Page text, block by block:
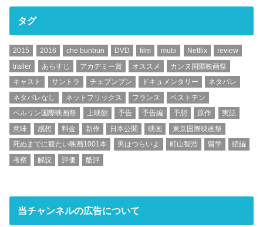
タグ
2015 2016 che bunbun DVD film mubi Netflix
review
trailer
あらすじ アカデミー賞 オススメ
カンヌ国際映画祭
キャスト
サントラ チェブンブン ドキュメンタリー
ネタバレ
ネタバレなし
ネットフリックス フランス
ベストテン
ベルリン国際映画祭
上映館 予告 予告編 予想 原作
実話
意味
感想 料金 新作 日本公開 映画
東京国際映画祭
死ぬまでに観たい映画1001本
男はつらいよ 町山智浩 留学
続編
考察
解説 評価 酷評
当チャンネルの広告について